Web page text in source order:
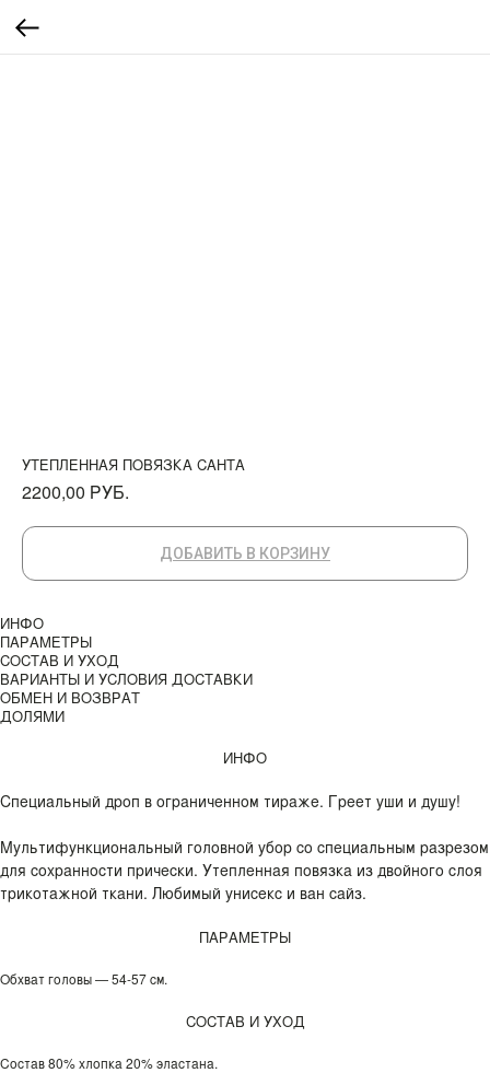
УТЕПЛЕННАЯ ПОВЯЗКА САНТА
2200,00 РУБ.
ДОБАВИТЬ В КОРЗИНУ
ИНФО
ПАРАМЕТРЫ
СОСТАВ И УХОД
ВАРИАНТЫ И УСЛОВИЯ ДОСТАВКИ
ОБМЕН И ВОЗВРАТ
ДОЛЯМИ
ИНФО
Специальный дроп в ограниченном тираже. Греет уши и душу!
Мультифункциональный головной убор со специальным разрезом
для сохранности прически. Утепленная повязка из двойного слоя
трикотажной ткани. Любимый унисекс и ван сайз.
ПАРАМЕТРЫ
Обхват головы — 54-57 см.
СОСТАВ И УХОД
Состав 80% хлопка 20% эластана.